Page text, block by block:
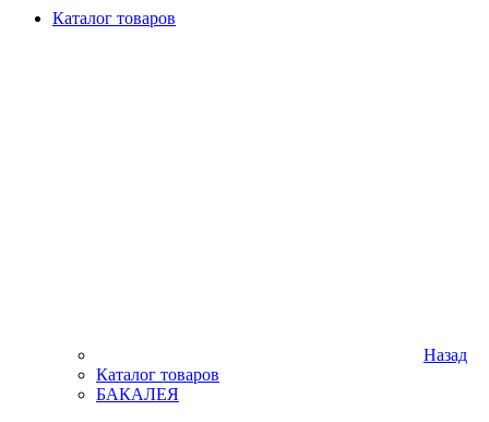
Каталог товаров
Назад
Каталог товаров
БАКАЛЕЯ